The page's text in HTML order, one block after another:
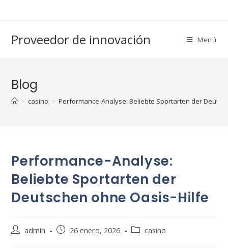
Proveedor de innovación Menú
Blog
> casino > Performance-Analyse: Beliebte Sportarten der
Performance-Analyse:
Beliebte Sportarten der
Deutschen ohne Oasis-Hilfe
Autoradmin
Publicación
26 enero, 2026
Categoría
casino